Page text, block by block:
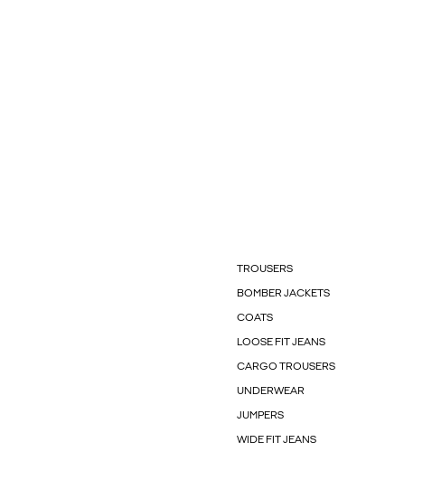
TROUSERS
BOMBER JACKETS
COATS
LOOSE FIT JEANS
CARGO TROUSERS
UNDERWEAR
JUMPERS
WIDE FIT JEANS